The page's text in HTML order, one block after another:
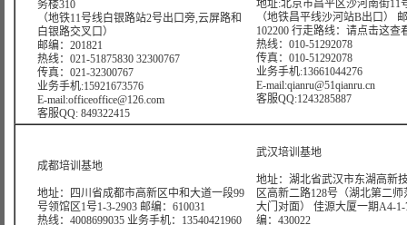
务楼310
（地铁11号线白银路站2号出口旁,云屏路和
白银路交叉口）
邮编：201821
热线：021-51875830 32300767
传真：021-32300767
业务手机:15921673576
E-mail:officeoffice@126.com
客服QQ: 849322415
地址:北京市昌平区沙河南街11
（地铁昌平线沙河站B出口）
102200 行走路线： 请点击这查
热线：010-51292078
传真：010-51292078
业务手机:13661044276
E-mail:qianru@51qianru.cn
客服QQ:1243285887
成都培训基地
地址：四川省成都市高新区中和大道一段99
号领馆区1号1-3-2903 邮编：610031
热线：4008699035 业务手机：13540421960
武汉培训基地
地址：湖北省武汉市东湖高新
区高新二路128号（湖北第二师
大门对面） 佳源大厦一期A4-1-
编：430022